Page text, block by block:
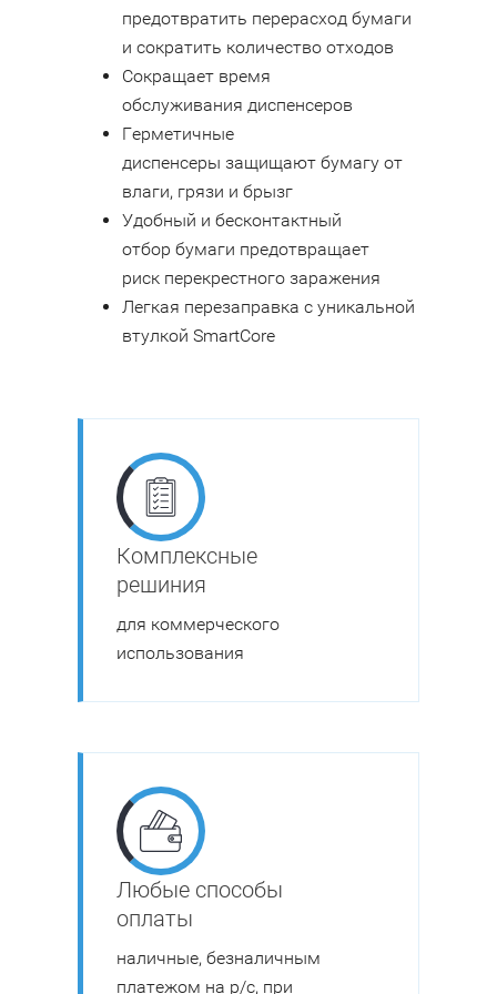
предотвратить перерасход бумаги
и сократить количество отходов
Сокращает время
обслуживания диспенсеров
Герметичные
диспенсеры защищают бумагу от
влаги, грязи и брызг
Удобный и бесконтактный
отбор бумаги предотвращает
риск перекрестного заражения
Легкая перезаправка с уникальной
втулкой SmartCore
Комплексные
решиния
для коммерческого
использования
Любые способы
оплаты
наличные, безналичным
платежом на р/с, при